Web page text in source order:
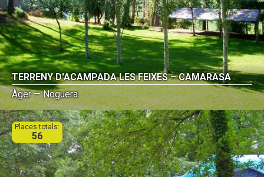
TERRENY D'ACAMPADA LES FEIXES – CAMARASA
Àger — Noguera
Places totals:
56